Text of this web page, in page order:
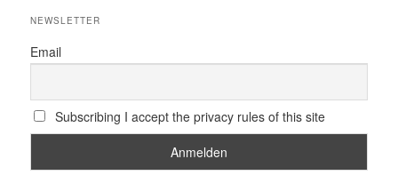
NEWSLETTER
Email
Subscribing I accept the privacy rules of this site